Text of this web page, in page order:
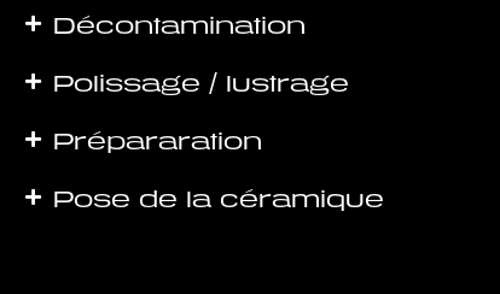
Décontamination
Polissage / lustrage
Prépararation
Pose de la céramique